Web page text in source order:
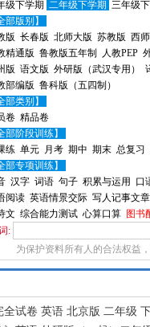
级下学期 二年级下学期 三年级
部版别】
版 长春版 北师大版 苏教版 西
精通版 鲁教版五年制 人教PEP
版 语文版 外研版（武汉专用）
部编版 鲁科版（五四制）
部类别】
卷 精品卷
部阶段训练】
练 单元 月考 期中 期末 总复习
部专项训练】
汉字 词语 句子 积累与运用 口
阅读 英语情景交际 写人记事文
文 综合能力测试 心算口算 图书
:
为保护资料所有人的合法权益
试卷 英语 北京版 二年级 下